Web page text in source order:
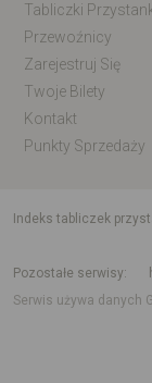
Tabliczki
Przewoźnicy
Zarejestruj Się
Twoje Bilety
Kontakt
Punkty Sprzedaży
indeks tabliczek
Pozostałe serwisy
Serwis używa danych